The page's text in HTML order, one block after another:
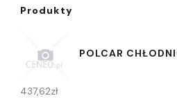
Produkty
POLCAR
437,62zł